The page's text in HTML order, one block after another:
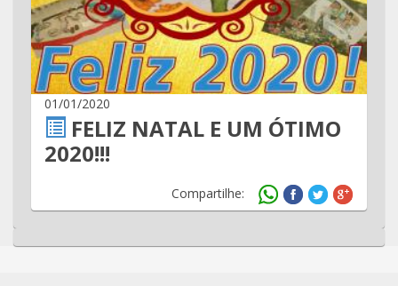
01/01/2020
FELIZ NATAL E UM ÓTIMO
2020!!!
Compartilhe: